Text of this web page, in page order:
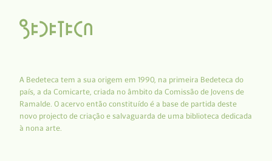
A Bedeteca tem a sua origem em 1990, na primeira Bedeteca do
país, a da Comicarte, criada no âmbito da Comissão de Jovens de
Ramalde. O acervo então constituído é a base de partida deste
novo projecto de criação e salvaguarda de uma biblioteca dedicada
à nona arte.